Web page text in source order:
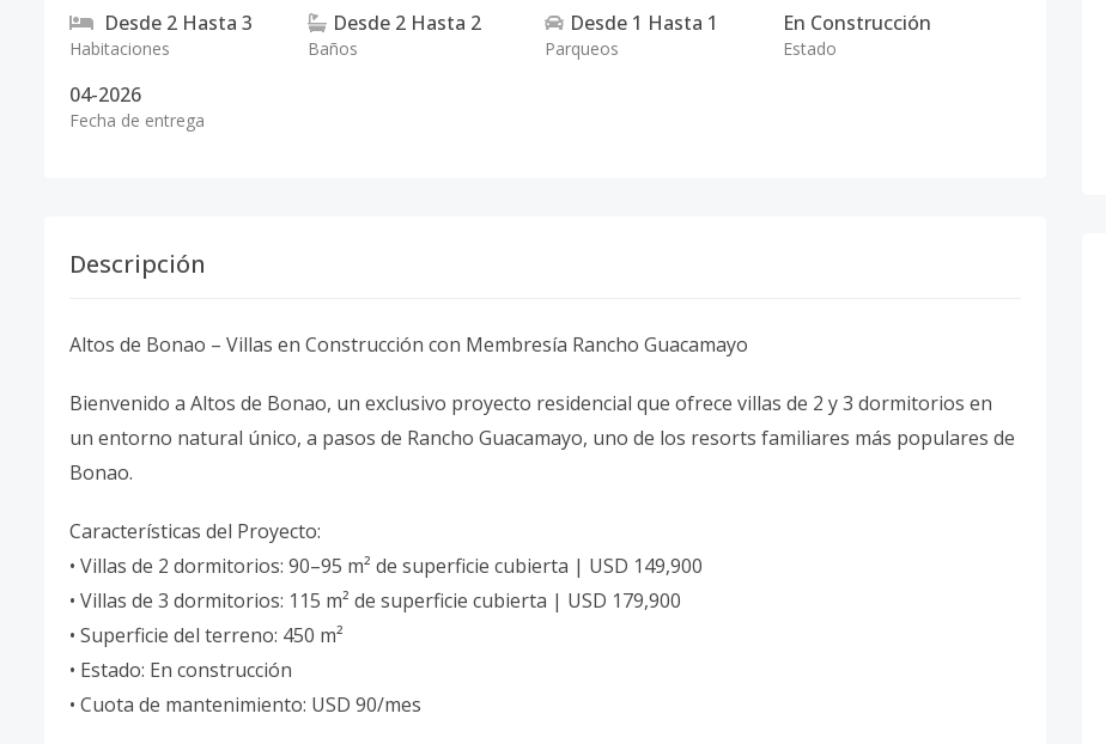
Desde 2 Hasta 3
Habitaciones
Desde 2 Hasta 2
Baños
Desde 1 Hasta 1
Parqueos
En Construcción
Estado
04-2026
Fecha de entrega
Descripción
Altos de Bonao – Villas en Construcción con Membresía Rancho Guacamayo
Bienvenido a Altos de Bonao, un exclusivo proyecto residencial que ofrece villas de 2 y 3 dormitorios en
un entorno natural único, a pasos de Rancho Guacamayo, uno de los resorts familiares más populares de
Bonao.
Características del Proyecto:
• Villas de 2 dormitorios: 90–95 m² de superficie cubierta | USD 149,900
• Villas de 3 dormitorios: 115 m² de superficie cubierta | USD 179,900
• Superficie del terreno: 450 m²
• Estado: En construcción
• Cuota de mantenimiento: USD 90/mes